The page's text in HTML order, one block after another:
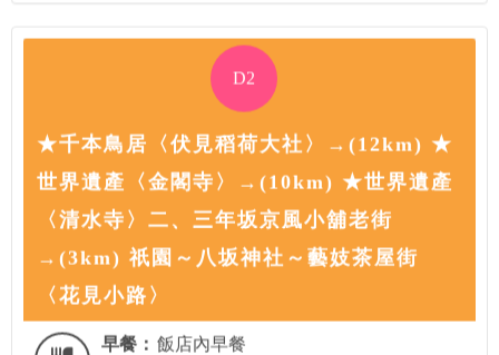
D2
★千本鳥居〈伏見稻荷大社〉→(12km) ★
世界遺產〈金閣寺〉→(10km) ★世界遺產
〈清水寺〉二、三年坂京風小舖老街
→(3km) 祇園～八坂神社～藝妓茶屋街
〈花見小路〉
早餐： 飯店內早餐